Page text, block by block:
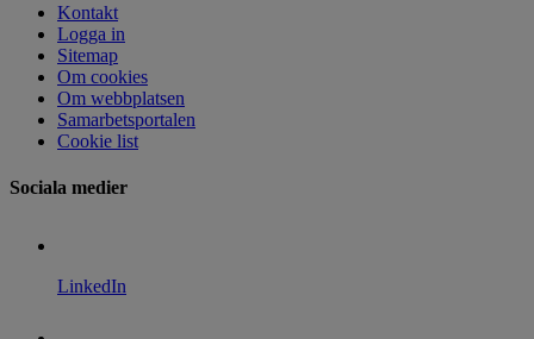
Kontakt
Logga in
Sitemap
Om cookies
Om webbplatsen
Samarbetsportalen
Cookie list
Sociala medier
LinkedIn